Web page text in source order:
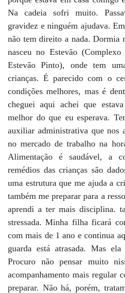
Na cadeia sofri muito.
gravidez e ninguém ajudava.
não tem direito a nada.
nasceu no Estevão
Estevão Pinto), onde tem
crianças. É parecido com o
condições melhores, mas é
cheguei aqui achei que
melhor do que eu esperava.
auxiliar administrativa que nos
no mercado de trabalho na
Alimentação é saudável, a
remédios das crianças são
uma estrutura que me ajuda a
também me preparar para a
aprendi a ter mais disciplina.
stressada. Minha filha ficará
com mais de 1 ano e continua
guarda está atrasada. Mas
Procuro não pensar muito
acompanhamento mais regular
preparar. Não há, porém,